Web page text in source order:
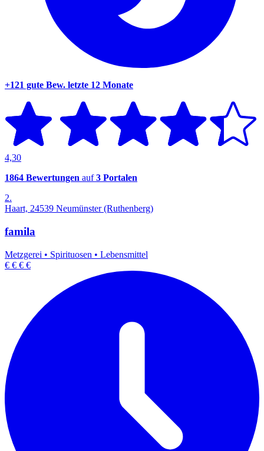
+121 gute Bew. letzte 12 Monate
4,30
1864 Bewertungen auf3 Portalen
2.
Haart, 24539 Neumünster (Ruthenberg)
famila
Metzgerei • Spirituosen • Lebensmittel
€ € € €